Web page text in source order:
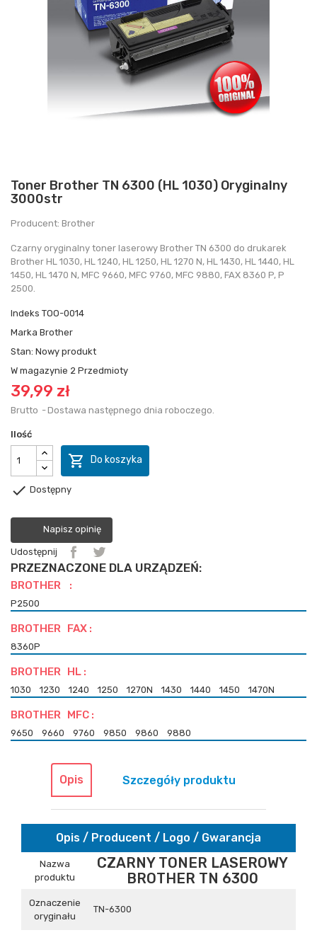
Toner Brother TN 6300 (HL 1030) Oryginalny
3000str
Producent: Brother
Czarny oryginalny toner laserowy Brother TN 6300 do drukarek
Brother HL 1030, HL 1240, HL 1250, HL 1270 N, HL 1430, HL 1440, HL
1450, HL 1470 N, MFC 9660, MFC 9760, MFC 9880, FAX 8360 P, P
2500.
Indeks TOO-0014
Marka Brother
Stan: Nowy produkt
W magazynie 2 Przedmioty
39,99 zł
Brutto Dostawa następnego dnia roboczego.
Ilość
 Do koszyka
 Dostępny
Napisz opinię
Udostępnij
PRZEZNACZONE DLA URZĄDZEŃ:
BROTHER :
P2500
BROTHER FAX :
8360P
BROTHER HL :
1030 1230 1240 1250 1270N 1430 1440 1450 1470N
BROTHER MFC :
9650 9660 9760 9850 9860 9880
Opis Szczegóły produktu
Opis / Producent / Logo / Gwarancja
Nazwa
produktu
CZARNY TONER LASEROWY
BROTHER TN 6300
Oznaczenie
oryginału
TN-6300